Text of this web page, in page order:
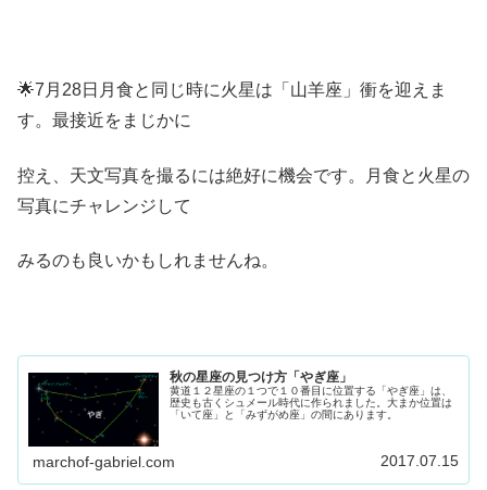
🌟7月28日月食と同じ時に火星は「山羊座」衝を迎えま
す。最接近をまじかに
控え、天文写真を撮るには絶好に機会です。月食と火星の
写真にチャレンジして
みるのも良いかもしれませんね。
秋の星座の見つけ方「やぎ座」
黄道１２星座の１つで１０番目に位置する「やぎ座」は、
歴史も古くシュメール時代に作られました。大まか位置は
「いて座」と「みずがめ座」の間にあります。
marchof-gabriel.com 2017.07.15